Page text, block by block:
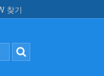
찾기